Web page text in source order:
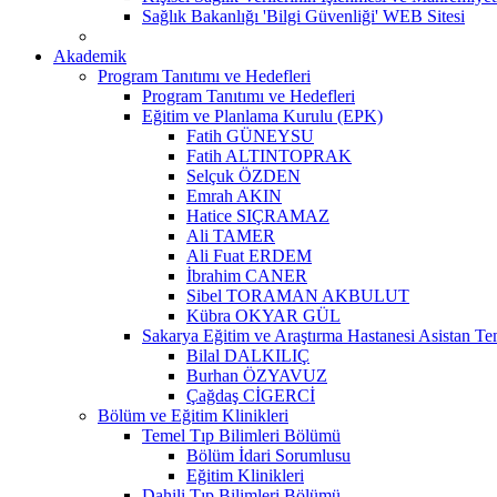
Sağlık Bakanlığı 'Bilgi Güvenliği' WEB Sitesi
Akademik
Program Tanıtımı ve Hedefleri
Program Tanıtımı ve Hedefleri
Eğitim ve Planlama Kurulu (EPK)
Fatih GÜNEYSU
Fatih ALTINTOPRAK
Selçuk ÖZDEN
Emrah AKIN
Hatice SIÇRAMAZ
Ali TAMER
Ali Fuat ERDEM
İbrahim CANER
Sibel TORAMAN AKBULUT
Kübra OKYAR GÜL
Sakarya Eğitim ve Araştırma Hastanesi Asistan
Bilal DALKILIÇ
Burhan ÖZYAVUZ
Çağdaş CİGERCİ
Bölüm ve Eğitim Klinikleri
Temel Tıp Bilimleri Bölümü
Bölüm İdari Sorumlusu
Eğitim Klinikleri